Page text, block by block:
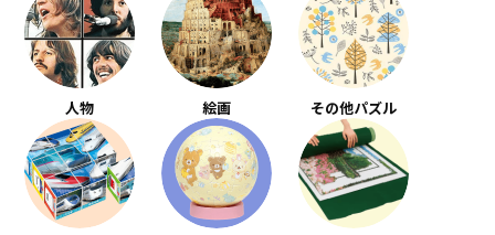
人物 絵画 その他パズル